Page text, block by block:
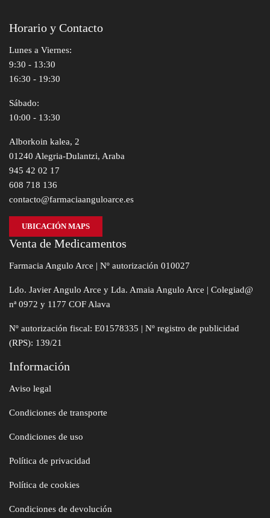
Horario y Contacto
Lunes a Viernes:
9:30 - 13:30
16:30 - 19:30
Sábado:
10:00 - 13:30
Alborkoin kalea, 2
01240 Alegria-Dulantzi, Araba
945 42 02 17
608 718 136
contacto@farmaciaanguloarce.es
UBICACIÓN MAPS
Venta de Medicamentos
Farmacia Angulo Arce | Nº autorización 010027
Ldo. Javier Angulo Arce y Lda. Amaia Angulo Arce | Colegiad@
nª 0972 y 1177 COF Alava
Nº autorización fiscal: E01578335 | Nº registro de publicidad
(RPS): 139/21
Información
Aviso legal
Condiciones de transporte
Condiciones de uso
Política de privacidad
Política de cookies
Condiciones de devolución